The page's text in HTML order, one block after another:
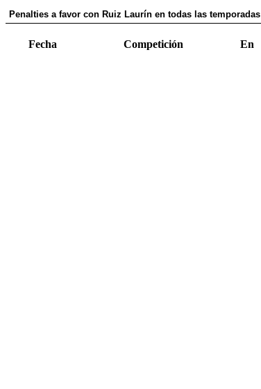
Penalties a favor con Ruiz Laurín en todas las temporadas
Fecha Competición En